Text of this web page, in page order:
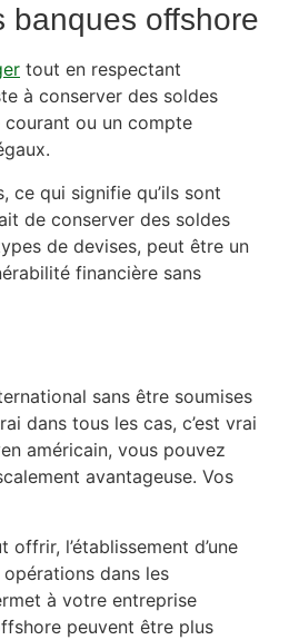
banques offshore
tout en respectant
à conserver des soldes
courant ou un compte
ce qui signifie qu’ils sont
de conserver des soldes
de devises, peut être un
financière sans
sans être soumises
dans tous les cas, c’est vrai
américain, vous pouvez
avantageuse. Vos
l’établissement d’une
dans les
à votre entreprise
peuvent être plus